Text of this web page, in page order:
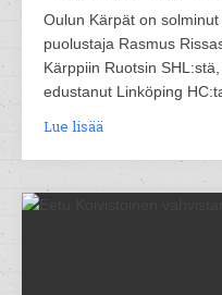
Oulun Kärpät on
puolustaja Rasmus
Kärppiin Ruotsin
edustanut Linköping
Lue lisää